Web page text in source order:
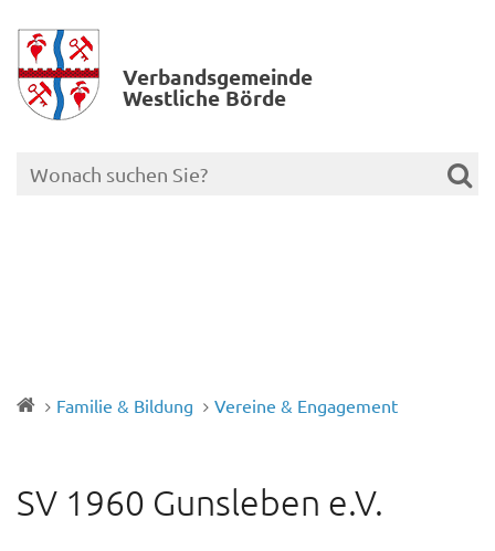
Verbands­gemeinde
Westliche Börde
Familie & Bildung Vereine & Engagement
SV 1960 Gunsleben e.V.